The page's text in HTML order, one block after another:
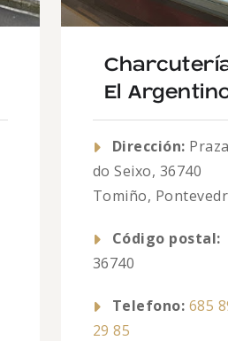
El
Dirección: Praza
do Seixo, 36740
Tomiño,
Código postal:
36740
Telefono: 685
29 85